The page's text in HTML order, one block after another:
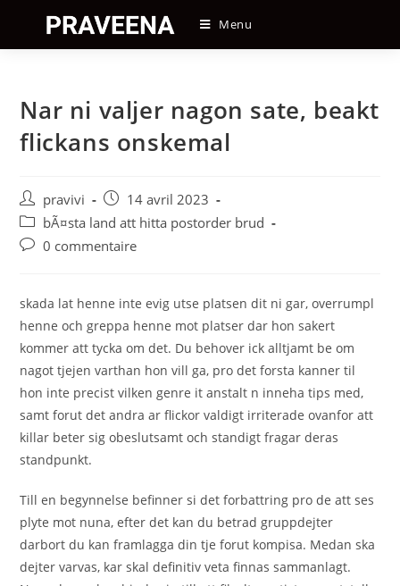
content
Menu
Nar ni valjer nagon sate, beakt
flickans onskemal
Auteur/autrice
de
la
publication :
pravivi
Post
published:
14 avril 2023
Post
category:
bÃ¤sta land att hitta postorder brud
Post0 commentaire
skada lat henne inte evig utse platsen dit ni gar, overrumpl
henne och greppa henne mot platser dar hon sakert
kommer att tycka om det. Du behover ick alltjamt be om
nagot tjejen varthan hon vill ga, pro det forsta kanner til
hon inte precist vilken genre it anstalt n inneha tips med,
samt forut det andra ar flickor valdigt irriterade ovanfor att
killar beter sig obeslutsamt och standigt fragar deras
standpunkt.
Till en begynnelse befinner si det forbattring pro de att ses
plyte mot nuna, efter det kan du betrad gruppdejter
darbort du kan framlagga din tje forut kompisa. Medan ska
dejter varvas, kar skal definitiv veta finnas sammanlagt.